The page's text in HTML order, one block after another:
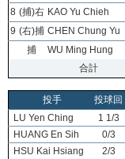
8 (捕)右 KAO Yu Chieh
9 (右)捕 CHEN Chung Yu
捕
WU Ming Hung
合計
投手 投球回
LU Yen Ching
1 1/3
HUANG En Sih
0/3
HSU Kai Hsiang
2/3